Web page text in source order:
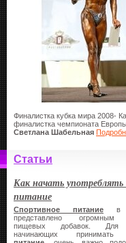
Финалистка кубка мира 2008-
финалистка чемпионата
Светлана Шабельная
Статьи
Как начать употреблять
питание
Спортивное питание в
представлено огромным
пищевых добавок. Для
начинающих